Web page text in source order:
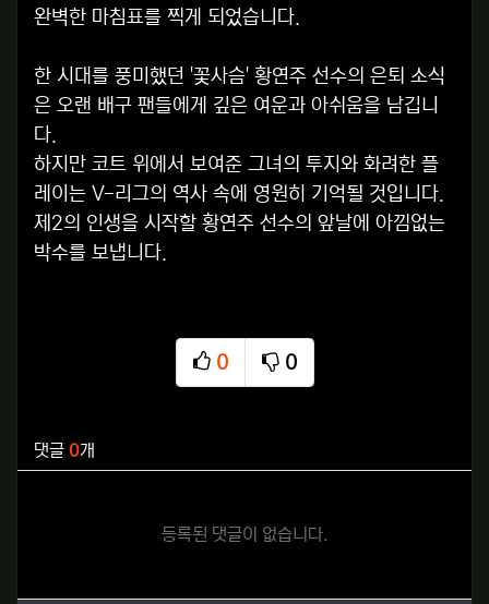
완벽한 마침표를 찍게 되었습니다.
한 시대를 풍미했던 '꽃사슴' 황연주 선수의 은퇴 소식
은 오랜 배구 팬들에게 깊은 여운과 아쉬움을 남깁니
다.
하지만 코트 위에서 보여준 그녀의 투지와 화려한 플
레이는 V-리그의 역사 속에 영원히 기억될 것입니다.
제2의 인생을 시작할 황연주 선수의 앞날에 아낌없는
박수를 보냅니다.
0
추천
0
비추천
댓글 0개
등록된 댓글이 없습니다.